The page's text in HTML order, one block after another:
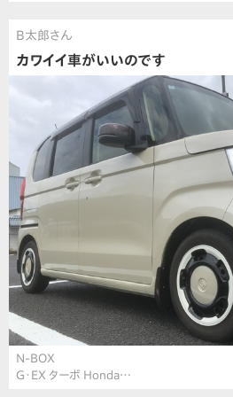
B太郎さん
カワイイ車がいいのです
N-BOX
G・EX ターボ Honda…